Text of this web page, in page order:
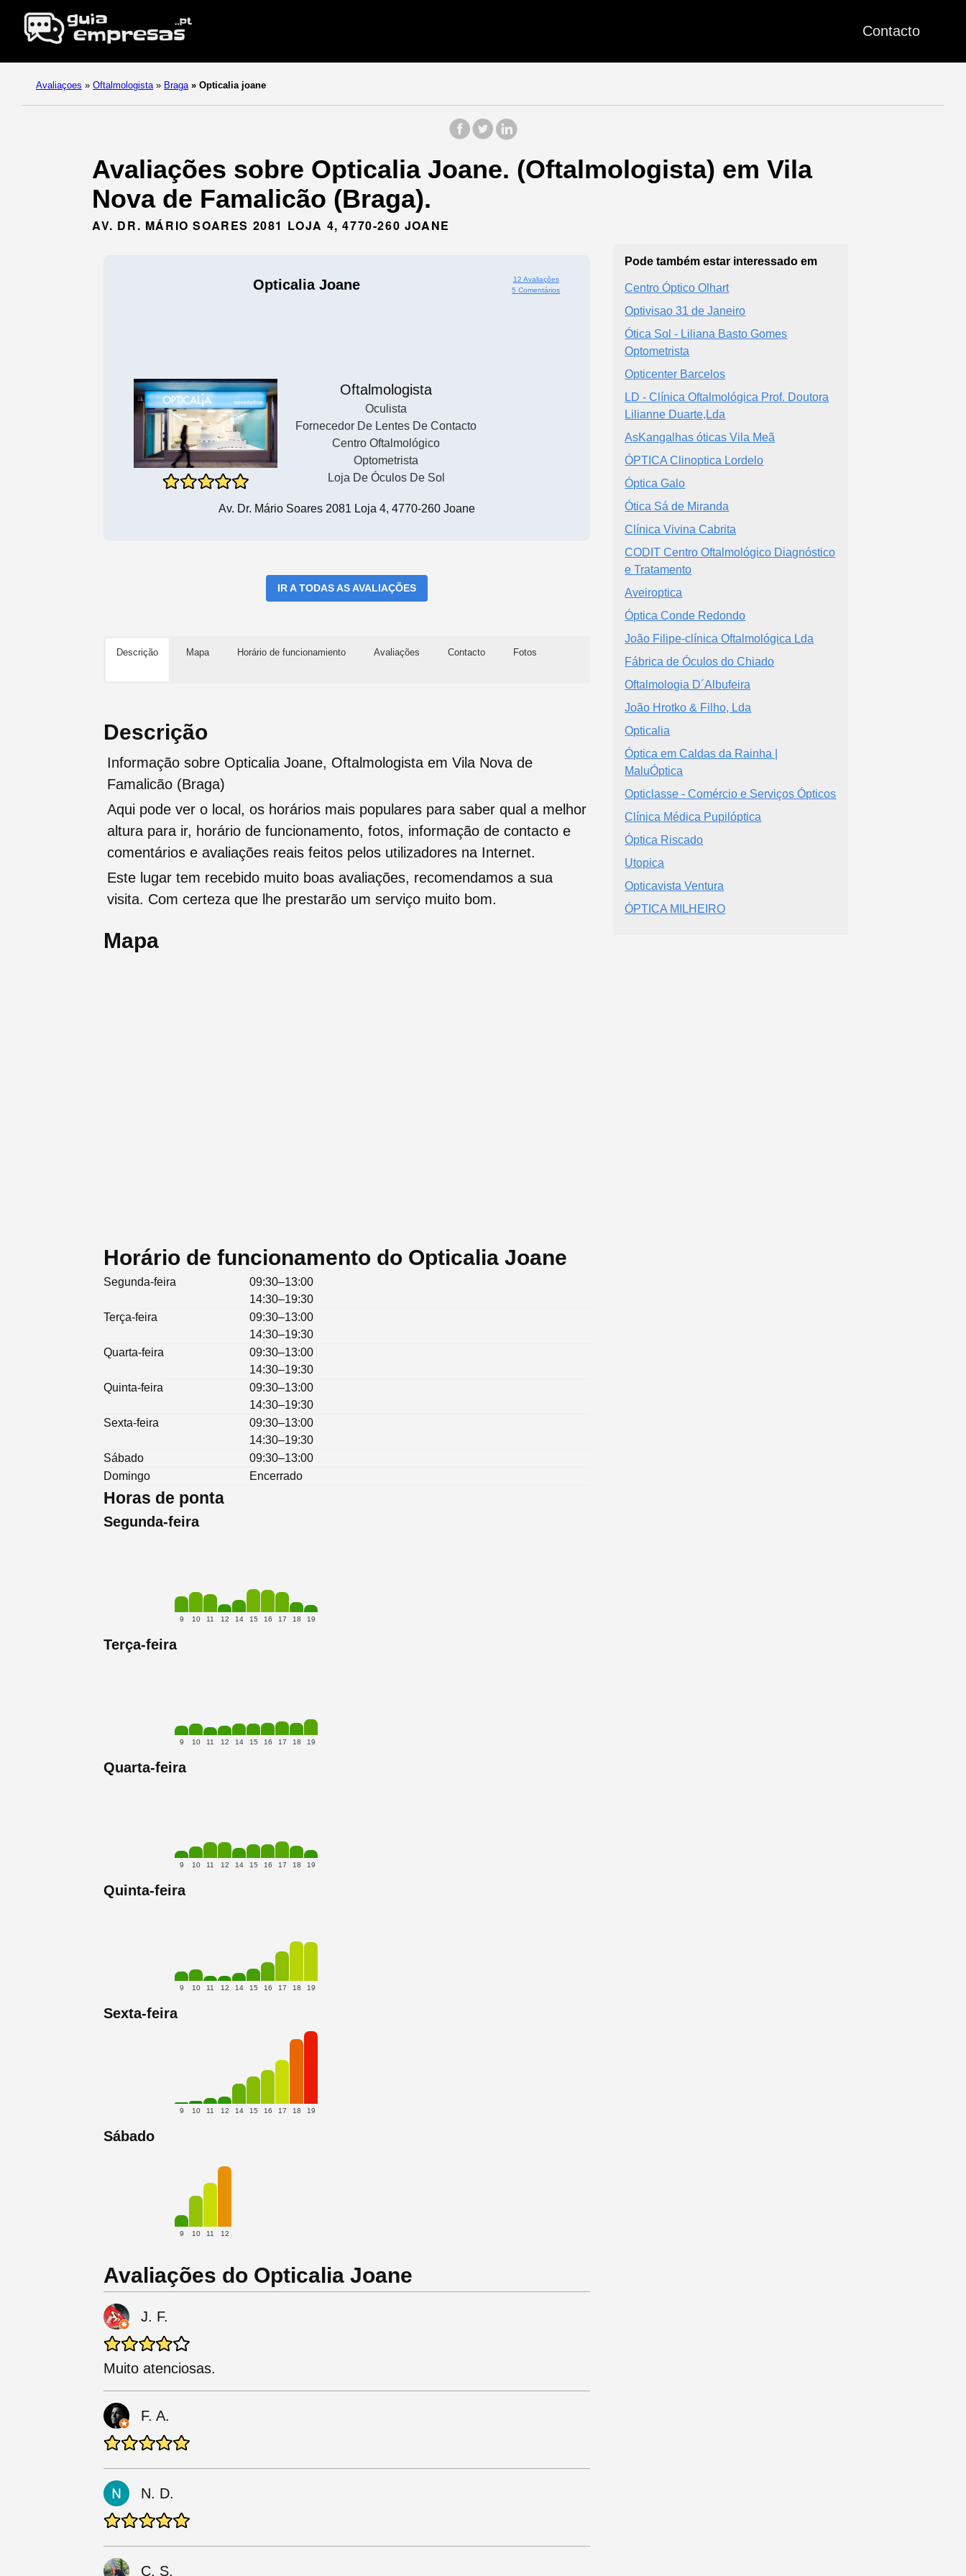
Contacto
Avaliaçoes » Oftalmologista » Braga » Opticalia joane
Avaliações sobre Opticalia Joane. (Oftalmologista) em Vila
Nova de Famalicão (Braga).
AV. DR. MÁRIO SOARES 2081 LOJA 4, 4770-260 JOANE
Opticalia Joane
12 Avaliações
5 Comentários
Oftalmologista
Oculista
Fornecedor De Lentes De Contacto
Centro Oftalmológico
Optometrista
Loja De Óculos De Sol
Av. Dr. Mário Soares 2081 Loja 4, 4770-260 Joane
IR A TODAS AS AVALIAÇÕES
Descrição Mapa Horário de funcionamiento Avaliações Contacto Fotos
Descrição
Informação sobre Opticalia Joane, Oftalmologista em Vila Nova de
Famalicão (Braga)
Aqui pode ver o local, os horários mais populares para saber qual a melhor
altura para ir, horário de funcionamento, fotos, informação de contacto e
comentários e avaliações reais feitos pelos utilizadores na Internet.
Este lugar tem recebido muito boas avaliações, recomendamos a sua
visita. Com certeza que lhe prestarão um serviço muito bom.
Mapa
Horário de funcionamento do Opticalia Joane
Segunda-feira
09:30–13:00
14:30–19:30
Terça-feira
09:30–13:00
14:30–19:30
Quarta-feira
09:30–13:00
14:30–19:30
Quinta-feira
09:30–13:00
14:30–19:30
Sexta-feira
09:30–13:00
14:30–19:30
Sábado
09:30–13:00
Domingo
Encerrado
Horas de ponta
Segunda-feira
9 10 11 12 14 15 16 17 18 19
Terça-feira
9 10 11 12 14 15 16 17 18 19
Quarta-feira
9 10 11 12 14 15 16 17 18 19
Quinta-feira
9 10 11 12 14 15 16 17 18 19
Sexta-feira
9 10 11 12 14 15 16 17 18 19
Sábado
9 10 11 12
Avaliações do Opticalia Joane
J. F.
Muito atenciosas.
F. A.
N. D.
C. S.
Pode também estar interessado em
Centro Óptico Olhart
Optivisao 31 de Janeiro
Ótica Sol - Liliana Basto Gomes
Optometrista
Opticenter Barcelos
LD - Clínica Oftalmológica Prof. Doutora
Lilianne Duarte,Lda
AsKangalhas óticas Vila Meã
ÓPTICA Clinoptica Lordelo
Óptica Galo
Ótica Sá de Miranda
Clínica Vivina Cabrita
CODIT Centro Oftalmológico Diagnóstico
e Tratamento
Aveiroptica
Óptica Conde Redondo
João Filipe-clínica Oftalmológica Lda
Fábrica de Óculos do Chiado
Oftalmologia D´Albufeira
João Hrotko & Filho, Lda
Opticalia
Óptica em Caldas da Rainha |
MaluÓptica
Opticlasse - Comércio e Serviços Ópticos
Clínica Médica Pupilóptica
Óptica Riscado
Utopica
Opticavista Ventura
ÓPTICA MILHEIRO